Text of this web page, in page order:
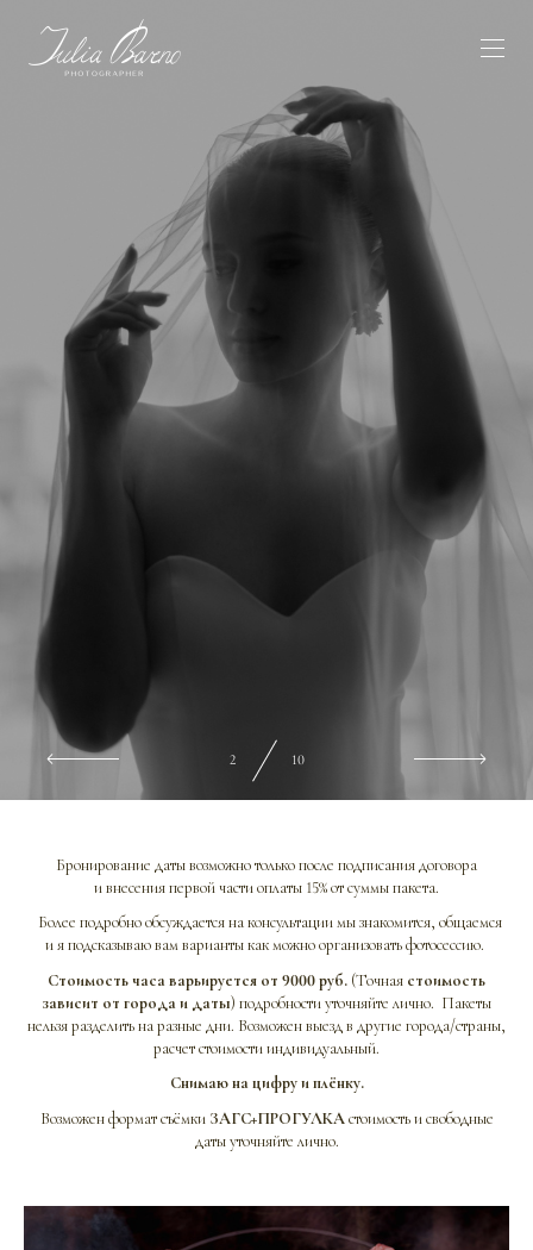
2 10
Бронирование даты возможно только после подписания договора
и внесения первой части оплаты 15% от суммы пакета.
Более подробно обсуждается на консультации мы знакомится, общаемся
и я подсказываю вам варианты как можно организовать фотосессию.
Стоимость часа варьируется от 9000 руб. (Точная стоимость
зависит от города и даты) подробности уточняйте лично. Пакеты
нельзя разделить на разные дни. Возможен выезд в другие города/страны,
расчет стоимости индивидуальный.
Снимаю на цифру и плёнку.
Возможен формат съёмкиЗАГС+ПРОГУЛКАстоимость и свободные
даты уточняйте лично.